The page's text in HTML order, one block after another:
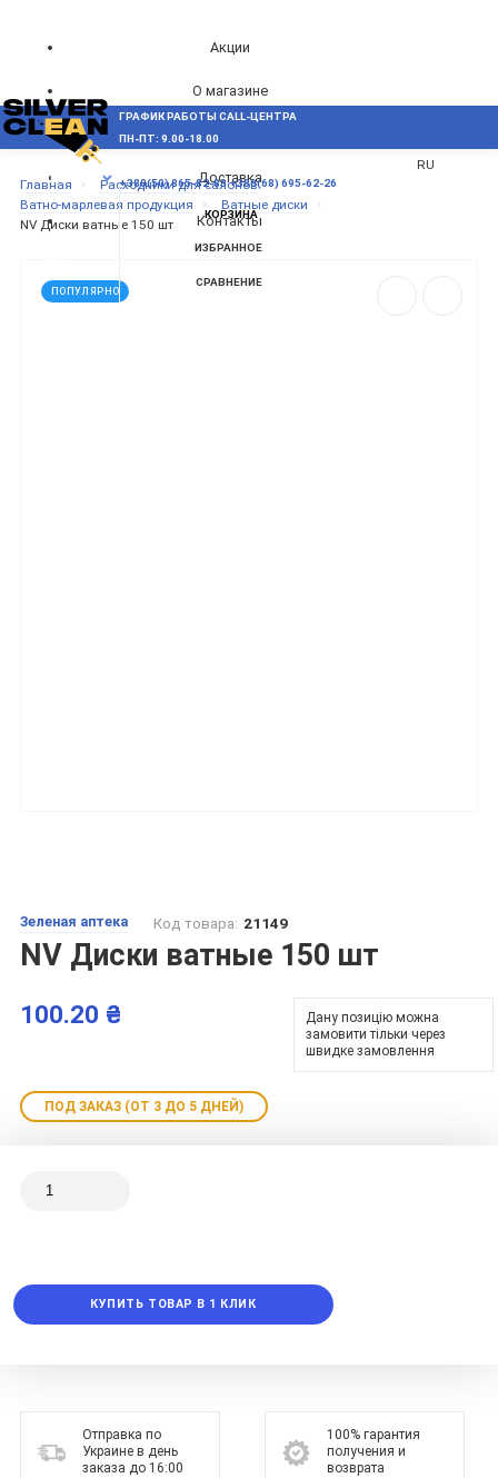
Акции
О магазине
Блог
Доставка
Контакты
RU
МЕНЮ
ГРАФИК РАБОТЫ CALL-ЦЕНТРА
ПН-ПТ: 9.00-18.00
+380(50) 865-82-83 +380(68) 695-62-26
КОРЗИНА
ИЗБРАННОЕ
СРАВНЕНИЕ
Главная
Расходники для салонов
Ватно-марлевая продукция
Ватные диски
NV Диски ватные 150 шт
ПОПУЛЯРНО
Зеленая аптека Код товара: 21149
NV Диски ватные 150 шт
100.20 ₴
Дану позицію можна
замовити тільки через
швидке замовлення
ПОД ЗАКАЗ (ОТ 3 ДО 5 ДНЕЙ)
КУПИТЬ ТОВАР В 1 КЛИК
Отправка по
Украине в день
заказа до 16:00
100% гарантия
получения и
возврата